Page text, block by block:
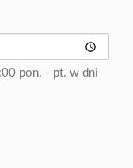
pon. - pt. w dni